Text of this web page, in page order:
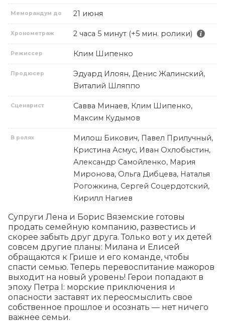
Меморандум до 21 июня
Хронометраж 2 часа 5 минут (+5 мин. ролики)
Режиссер Клим Шипенко
Продюсер
Эдуард Илоян, Денис Жалинский,
Виталий Шляппо
Сценарист
Савва Минаев, Клим Шипенко,
Максим Кудымов
В ролях
Милош Бикович, Павел Прилучный,
Кристина Асмус, Иван Охлобыстин,
Александр Самойленко, Мария
Миронова, Ольга Дибцева, Наталья
Рогожкина, Сергей Соцердотский,
Кирилл Нагиев
Супруги Лена и Борис Вяземские готовы
продать семейную компанию, развестись и
скорее забыть друг друга. Только вот у их детей
совсем другие планы: Милана и Елисей
обращаются к Грише и его команде, чтобы
спасти семью. Теперь перевоспитание мажоров
выходит на новый уровень! Герои попадают в
эпоху Петра I: морские приключения и
опасности заставят их переосмыслить свое
собственное прошлое и осознать — нет ничего
важнее семьи.